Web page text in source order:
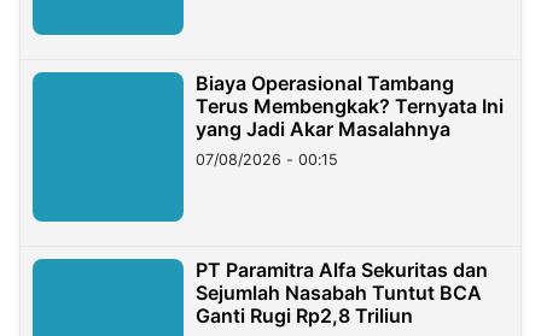
Biaya Operasional Tambang
Terus Membengkak? Ternyata Ini
yang Jadi Akar Masalahnya
07/08/2026 - 00:15
PT Paramitra Alfa Sekuritas dan
Sejumlah Nasabah Tuntut BCA
Ganti Rugi Rp2,8 Triliun